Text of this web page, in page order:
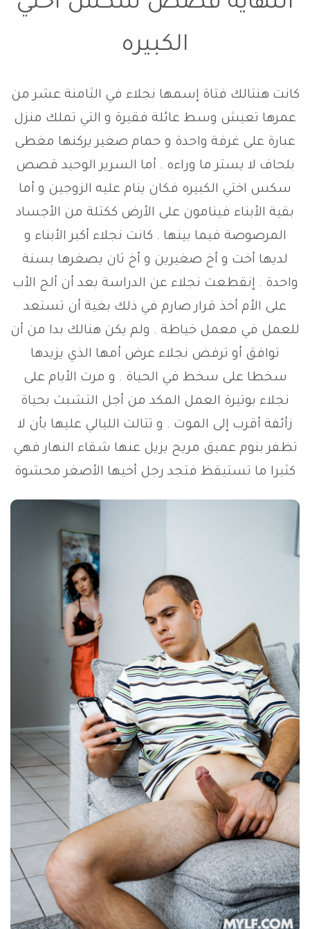
الكبيره
كانت هنتالك فتاة إسمها نجلاء في الثامنة عشر من
عمرها تعيش وسط عائلة فقيرة و التي تملك منزل
عبارة على غرفة واحدة و حمام صغير يركنها مغطى
بلحاف لا يستر ما وراءه . أما السرير الوحيد قصص
سكس اختي الكبيره فكان ينام عليه الزوجين و أما
بقية الأبناء فينامون على الأرض ككتلة من الأجساد
المرصوصة فيما بينها . كانت نجلاء أكبر الأبناء و
لديها أخت و أخ صغيرين و أخ ثان يصغرها بسنة
واحدة . إنقطعت نجلاء عن الدراسة بعد أن ألح الأب
على الأم أخذ قرار صارم في ذلك بغية أن تستعد
للعمل في معمل خياطة . ولم يكن هنالك بدا من أن
توافق أو ترفض نجلاء عرض أمها الذي يزيدها
سخطا على سخط في الحياة . و مرت الأيام على
نجلاء بوتيرة العمل المكد من أجل التشبث بحياة
زأئفة أقرب إلى الموت . و تتالت الليالي عليها بأن لا
تظفر بنوم عميق مريح يزيل عنها شقاء النهار فهي
كثيرا ما تستيقظ فتجد رجل أخيها الأصغر محشوة